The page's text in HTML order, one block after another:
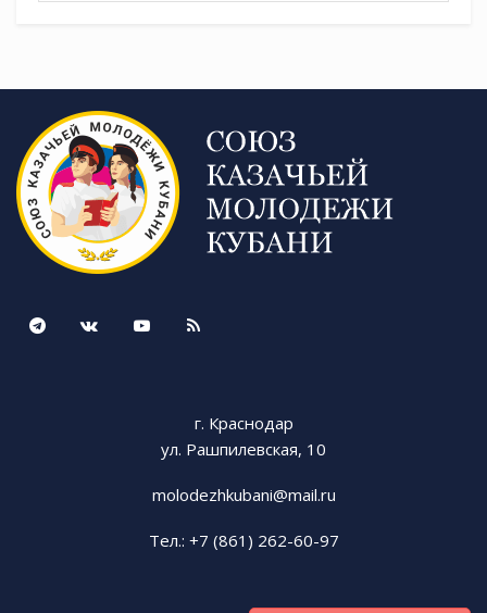
г. Краснодар
ул. Рашпилевская, 10
molodezhkubani@mail.ru
Тел.: +7 (861) 262-60-97